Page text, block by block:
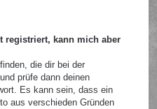
registriert, kann mich aber
die dir bei der
prüfe dann deinen
Es kann sein, dass ein
aus verschieden Gründen